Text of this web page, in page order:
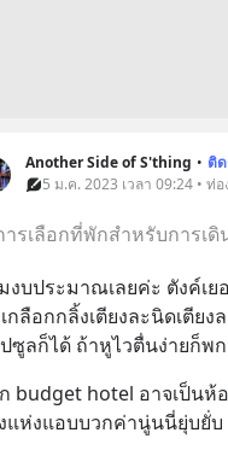
Another Side of S'thing • ติ
5 ม.ค. 2023 เวลา 09:24 • ท่อ
ารเลือกที่พักสำหรับการเ
งบประมาณเลยค่ะ ตังค์เ
กลือกกลิ้งเตียงละนิดเตีย
ซูลก็ได้ ถ้าหูไวตื่นง่ายก็พ
budget hotel อาจเป็นห้
แห่งแอบบวกค่านู่นนี่ยุ่บยั่บ